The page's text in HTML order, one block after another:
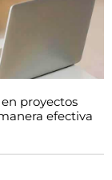
proyectos
efectiva